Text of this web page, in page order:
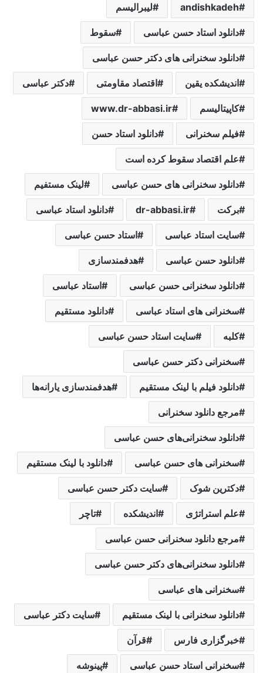
andishkadeh لیبرالیسم
دانلود استاد حسن عباسی سقوط
دانلود سخنرانی های دکتر حسن عباسی
اندیشکده یقین اقتصاد مقاومتی دکتر عباسی
کاپیتالیسم www.dr-abbasi.ir
فیلم سخنرانی دانلود استاد حسن
علم اقتصاد سقوط کرده است
دانلود سخنرانی های حسن عباسی لینک مستفیم
برکت dr-abbasi.ir دانلود استاد عباسی
سایت استاد عباسی استاد حسن عباسی
دانلود حسن عباسی هدفمندسازی
دانلود سخنرانی حسن عباسی استاد عباسی
سخنرانی های استاد عباسی دانلود مستقیم
کلبه سایت استاد حسن عباسی
سخنرانی دکتر حسن عباسی
دانلود فیلم با لینک مستقیم هدفمندسازی یارانه‌ها
مرجع دانلود سخنرانی
دانلود سخنرانی‌های حسن عباسی
سخنرانی های حسن عباسی دانلود با لینک مستقیم
دکترین شوک سایت دکتر حسن عباسی
علم استراتژی اندیشکده تاچر
مرجع دانلود سخنرانی حسن عباسی
دانلود سخنرانی‌های دکتر حسن عباسی
سخنرانی های عباسی
دانلود سخنرانی با لینک مستقیم سایت دکتر عباسی
خبرگزاری فارس قرآن
سخنرانی استاد حسن عباسی پینوشه